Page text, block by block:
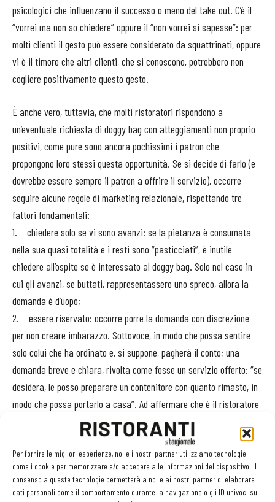
Per fornire le migliori esperienze, noi e i nostri partner utilizziamo tecnologie
come i cookie per memorizzare e/o accedere alle informazioni del dispositivo. Il
consenso a queste tecnologie permetterà a noi e ai nostri partner di elaborare
dati personali come il comportamento durante la navigazione o gli ID univoci su
psicologici che influenzano il successo o meno del take out. C’è il
“vorrei ma non so chiedere” oppure il “non vorrei si sapesse”: per
molti clienti il gesto può essere considerato da squattrinati, oppure
vi è il timore che altri clienti, che si conoscono, potrebbero non
cogliere positivamente questo gesto.
È anche vero, tuttavia, che molti ristoratori rispondono a
un’eventuale richiesta di doggy bag con atteggiamenti non proprio
positivi, come pure sono ancora pochissimi i patron che
propongono loro stessi questa opportunità. Se si decide di farlo (e
dovrebbe essere sempre il patron a offrire il servizio), occorre
seguire alcune regole di marketing relazionale, rispettando tre
fattori fondamentali:
1. chiedere solo se vi sono avanzi: se la pietanza è consumata
nella sua quasi totalità e i resti sono “pasticciati”, è inutile
chiedere all’ospite se è interessato al doggy bag. Solo nel caso in
cui gli avanzi, se buttati, rappresentassero uno spreco, allora la
domanda è d’uopo;
2. essere riservato: occorre porre la domanda con discrezione
per non creare imbarazzo. Sottovoce, in modo che possa sentire
solo colui che ha ordinato e, si suppone, pagherà il conto; una
domanda breve e chiara, rivolta come fosse un servizio offerto: “se
desidera, le posso preparare un contenitore con quanto rimasto, in
modo che possa portarlo a casa”. Ad affermare che è il ristoratore
ad offrire e non il cliente a chiedere;
3. non consegnare il “bag” a tavola: il doggy bag deve essere
consegnato a mano al cliente quando lo stesso è già sulla porta, in
uscita. Il gesto rappresenta un’attenzione e annulla l’imbarazzo.
Pertanto, i ristoratori che offrono questo servizio devono prestare